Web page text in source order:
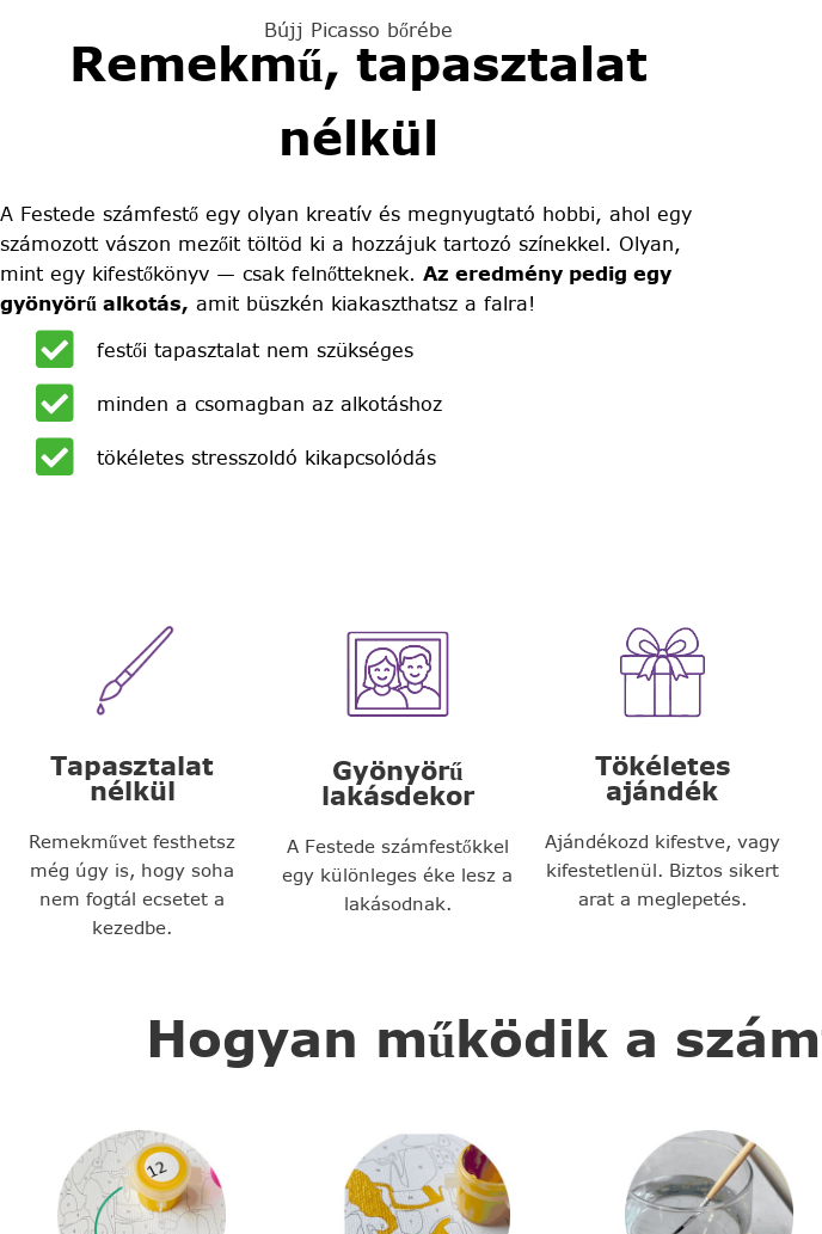
Bújj Picasso bőrébe
Remekmű, tapasztalat
nélkül
A Festede számfestő egy olyan kreatív és megnyugtató hobbi, ahol egy
számozott vászon mezőit töltöd ki a hozzájuk tartozó színekkel. Olyan,
mint egy kifestőkönyv — csak felnőtteknek. Az eredmény pedig egy
gyönyörű alkotás, amit büszkén kiakaszthatsz a falra!
festői tapasztalat nem szükséges
minden a csomagban az alkotáshoz
tökéletes stresszoldó kikapcsolódás
Tapasztalat
nélkül
Remekművet festhetsz
még úgy is, hogy soha
nem fogtál ecsetet a
kezedbe.
Gyönyörű
lakásdekor
A Festede számfestőkkel
egy különleges éke lesz a
lakásodnak.
Tökéletes
ajándék
Ajándékozd kifestve, vagy
kifestetlenül. Biztos sikert
arat a meglepetés.
Hogyan működik a